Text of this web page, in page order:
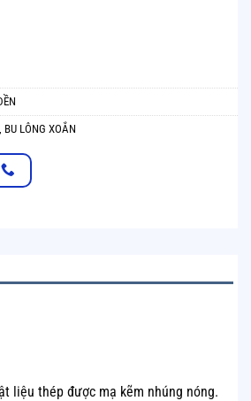
BU LÔNG XOẮN
liệu thép được mạ kẽm nhúng nóng.